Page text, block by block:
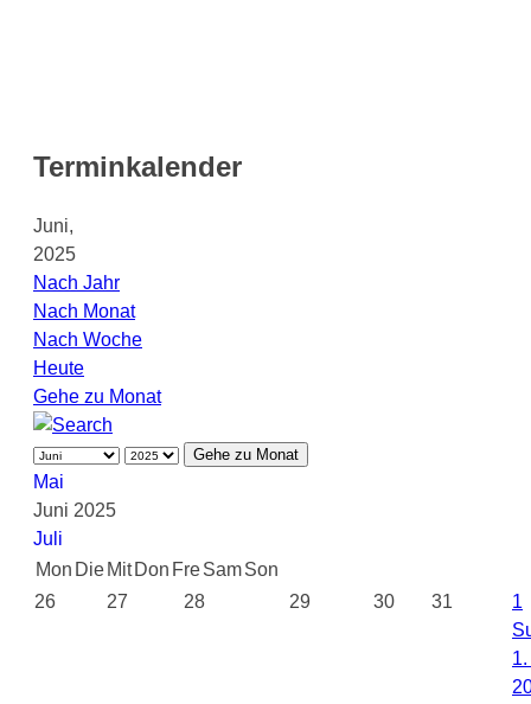
Terminkalender
Juni,
2025
Nach Jahr
Nach Monat
Nach Woche
Heute
Gehe zu Monat
Gehe zu Monat
Mai
Juni 2025
Juli
Mon Die Mit Don FreSamSon
26
27 28 29 30 31
1